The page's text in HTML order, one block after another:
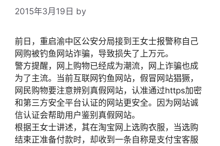
2015年3月19日 by
前日，重启渝中区公安分局接到王女士报警称自己
网购被钓鱼网站诈骗，导致损失了上万元。
警方提醒，网上购物已经成为潮流，网上诈骗也成
为了主流。当前互联网钓鱼网站，假冒网站猖獗，
网民购物要注意辨别真假网站，认准通过https加密
和第三方安全平台认证的网站更安全。因为网站诚
信认证会帮助用户鉴别真假网站。
根据王女士讲述，其在淘宝网上选购衣服，当选购
结束正准备付款时，却收到一条自称是支付宝客服